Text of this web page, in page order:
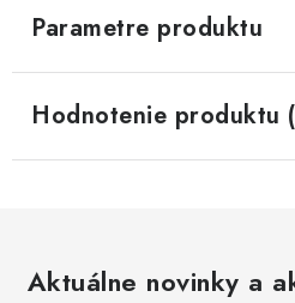
Parametre produktu
Hodnotenie produktu
Aktuálne novinky a